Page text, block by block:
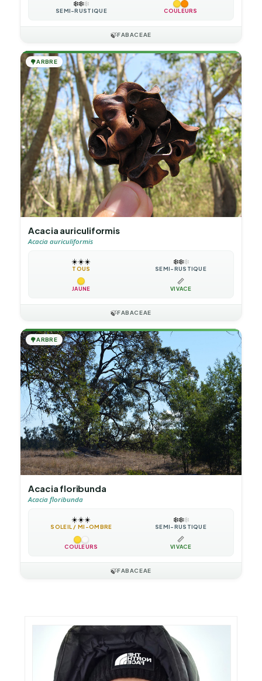
❄️❄️❄️
SEMI-RUSTIQUE COULEURS
🍃FABACEAE
🌳ARBRE
Acacia auriculiformis
Acacia auriculiformis
☀️☀️☀️
TOUS
❄️❄️❄️
SEMI-RUSTIQUE
JAUNE
📏
VIVACE
🍃FABACEAE
🌳ARBRE
Acacia floribunda
Acacia floribunda
☀️☀️☀️
SOLEIL / MI-OMBRE
❄️❄️❄️
SEMI-RUSTIQUE
COULEURS
📏
VIVACE
🍃FABACEAE